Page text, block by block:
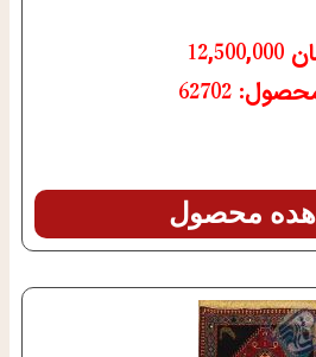
12,500,000
62702
محصول